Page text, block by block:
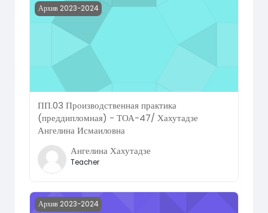
Course image ПП.03 Производственная практика
Архив 2023-2024
ПП.03 Производственная практика
(преддипломная) - ТОА-47/ Хахутадзе
Ангелина Исмаиловна
Ангелина Хахутадзе
Teacher
Course image ПДП.00 Производственная практика
Архив 2023-2024